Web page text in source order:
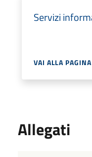
Servizi
VAI ALLA PAGINA
Allegati